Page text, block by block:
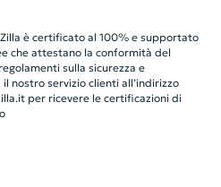
è certificato al 100% e supportato
che attestano la conformità del
sulla sicurezza e
nostro servizio clienti all’indirizzo
per ricevere le certificazioni di